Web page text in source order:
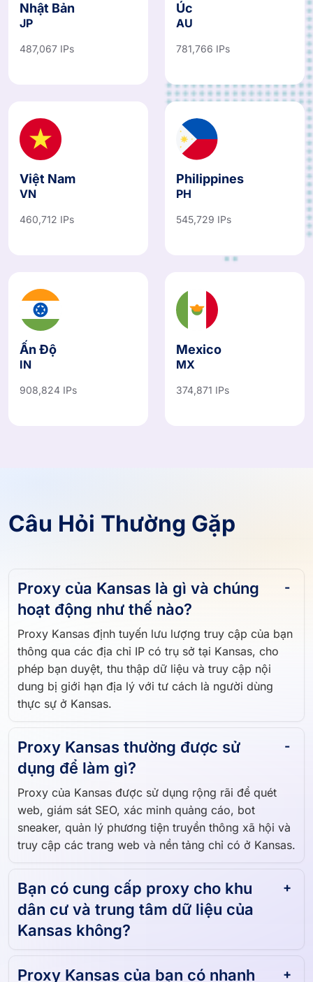
Nhật Bản
JP
Úc
AU
VN PH
IN MX
Proxy của Kansas là gì và chúng
hoạt động như thế nào?
Proxy Kansas định tuyến lưu lượng truy cập của bạn
thông qua các địa chỉ IP có trụ sở tại Kansas, cho
phép bạn duyệt, thu thập dữ liệu và truy cập nội
dung bị giới hạn địa lý với tư cách là người dùng
Proxy Kansas thường được sử
dụng để làm gì?
Proxy của Kansas được sử dụng rộng rãi để quét
web, giám sát SEO, xác minh quảng cáo, bot
sneaker, quản lý phương tiện truyền thông xã hội và
Bạn có cung cấp proxy cho khu
dân cư và trung tâm dữ liệu của